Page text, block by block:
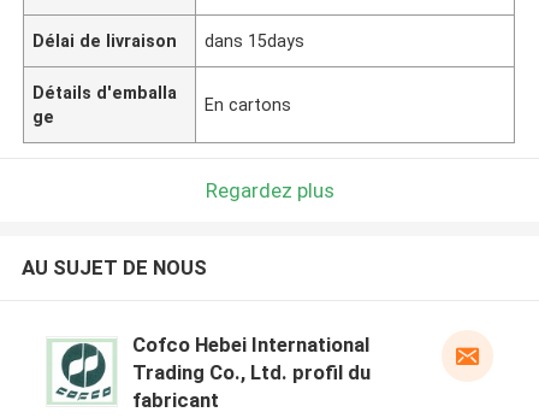
Délai de livraison dans 15days
Détails d'emballa
ge
En cartons
Regardez plus
AU SUJET DE NOUS
Cofco Hebei International
Trading Co., Ltd. profil du
fabricant